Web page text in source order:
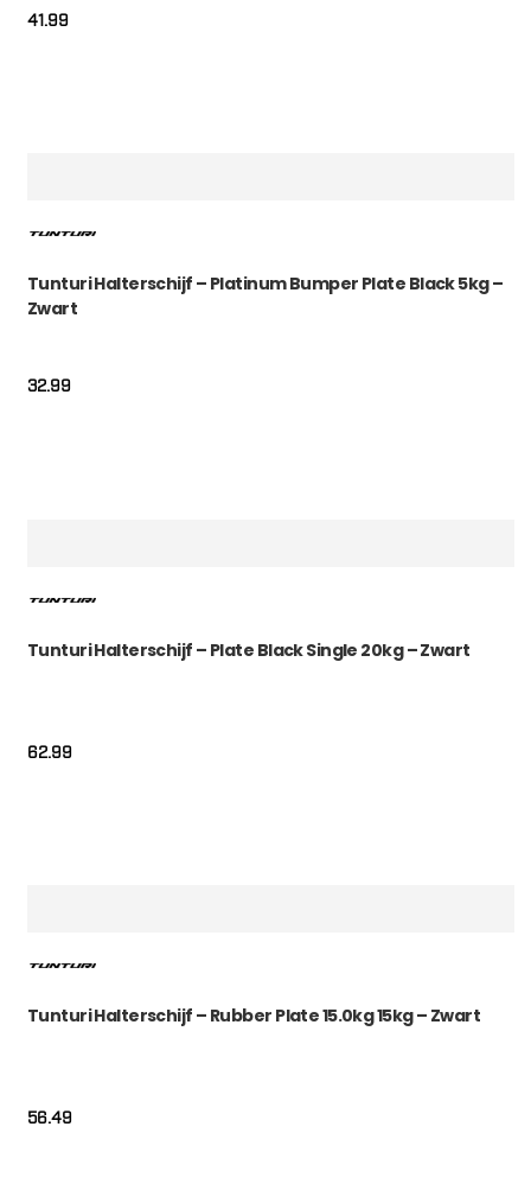
41.99
Tunturi Halterschijf – Platinum Bumper Plate Black 5kg –
Zwart
32.99
Tunturi Halterschijf – Plate Black Single 20kg – Zwart
62.99
Tunturi Halterschijf – Rubber Plate 15.0kg 15kg – Zwart
56.49